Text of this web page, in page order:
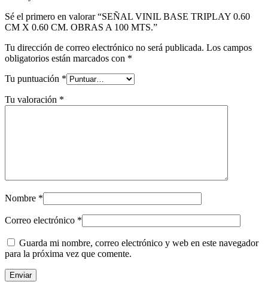
Sé el primero en valorar “SEÑAL VINIL BASE TRIPLAY 0.60
CM X 0.60 CM. OBRAS A 100 MTS.”
Tu dirección de correo electrónico no será publicada. Los campos
obligatorios están marcados con *
Tu puntuación *
Tu valoración *
Nombre *
Correo electrónico *
Guarda mi nombre, correo electrónico y web en este navegador
para la próxima vez que comente.